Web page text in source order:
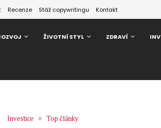
Recenze Stáž copywritingu Kontakt
ŽIVOTNÍ STYL ZDRAVÍ
Investice Top články